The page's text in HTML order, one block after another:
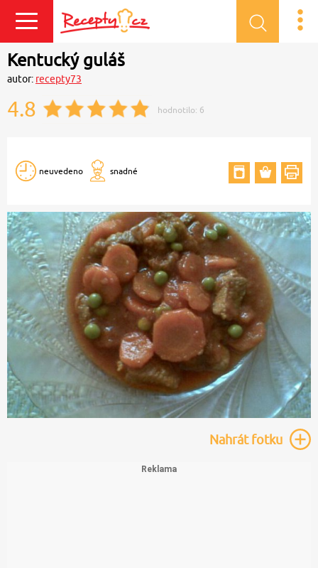
Přihlásit se
Kentucký guláš
autor: recepty73
4.8 hodnotilo: 6
neuvedeno snadné
Nahrátfotku